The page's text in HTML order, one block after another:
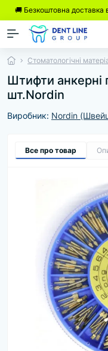
🚚 Безкоштовна доставка
Стоматологічні
Штифти анкерні
шт.Nordin
Виробник: Nordin
Все про товар